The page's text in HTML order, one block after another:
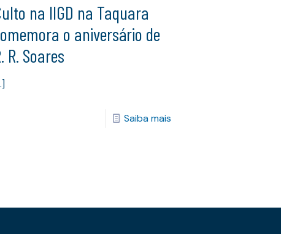
na IIGD na Taquara
o aniversário de
R. Soares
Saiba mais